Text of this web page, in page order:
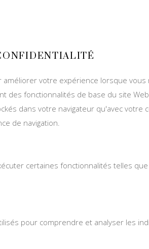
votre expérience lorsque
des fonctionnalités de base du site
dans votre navigateur qu'avec
de navigation.
certaines fonctionnalités telles
pour comprendre et analyser les